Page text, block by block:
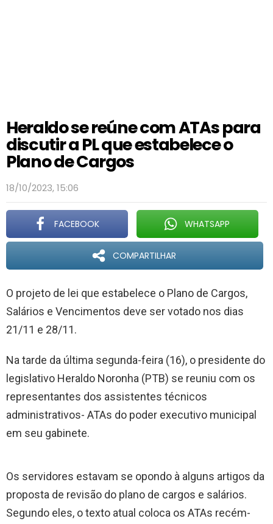
Heraldo se reúne com ATAs para
discutir a PL que estabelece o
Plano de Cargos
18/10/2023, 15:06
FACEBOOK WHATSAPP
COMPARTILHAR
O projeto de lei que estabelece o Plano de Cargos,
Salários e Vencimentos deve ser votado nos dias
21/11 e 28/11.
Na tarde da última segunda-feira (16), o presidente do
legislativo Heraldo Noronha (PTB) se reuniu com os
representantes dos assistentes técnicos
administrativos- ATAs do poder executivo municipal
em seu gabinete.
Os servidores estavam se opondo à alguns artigos da
proposta de revisão do plano de cargos e salários.
Segundo eles, o texto atual coloca os ATAs recém-